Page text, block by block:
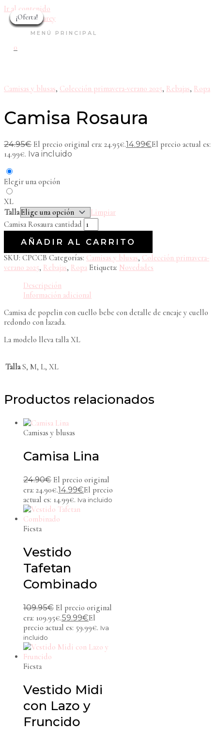
Ir al contenido
MENÚ PRINCIPAL
0
¡Oferta!
Camisas y blusas, Colección primavera-verano 2025, Rebajas, Ropa
Camisa Rosaura
24.95€ El precio original era: 24.95€.14.99€El precio actual es:
14.99€. Iva incluido
Elegir una opción
XL
Talla
Limpiar
Camisa Rosaura cantidad
AÑADIR AL CARRITO
SKU: CPCCB Categorías: Camisas y blusas, Colección primavera-
verano 2025, Rebajas, Ropa Etiqueta: Novedades
Descripción
Información adicional
Camisa de popelin con cuello bebe con detalle de encaje y cuello
redondo con lazada.
La modelo lleva talla XL
Talla S, M, L, XL
Productos relacionados
¡Oferta!
¡Oferta!
Camisas y blusas
Camisa Lina
24.90€ El precio original
era: 24.90€.14.99€El precio
actual es: 14.99€. Iva incluido
¡Oferta!
¡Oferta!
Fiesta
Vestido
Tafetan
Combinado
109.95€ El precio original
era: 109.95€.59.99€El
precio actual es: 59.99€. Iva
incluido
¡Oferta!
¡Oferta!
Fiesta
Vestido Midi
con Lazo y
Fruncido
¡Oferta!
¡Oferta!